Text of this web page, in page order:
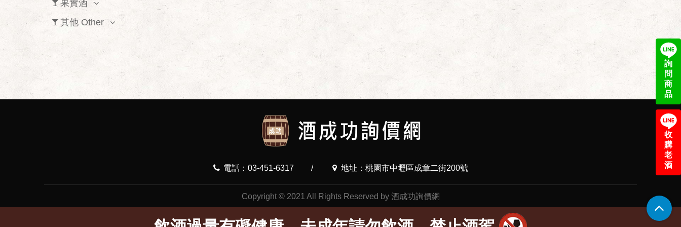
詢
問
商
品
收
購
老
酒
果實酒
其他 Other
電話：03-451-6317 / 地址：桃園市中壢區成章二街200號
Copyright © 2021 All Rights Reserved by 酒成功詢價網